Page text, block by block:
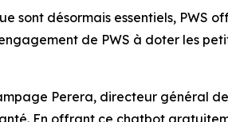
sont désormais essentiels, PWS
de PWS à doter les
Perera, directeur général
En offrant ce chatbot